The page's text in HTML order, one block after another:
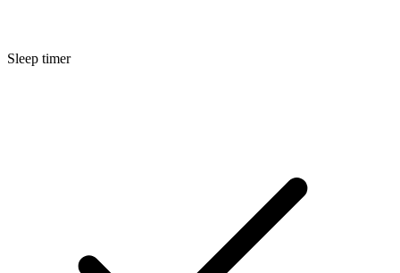
Sleep timer